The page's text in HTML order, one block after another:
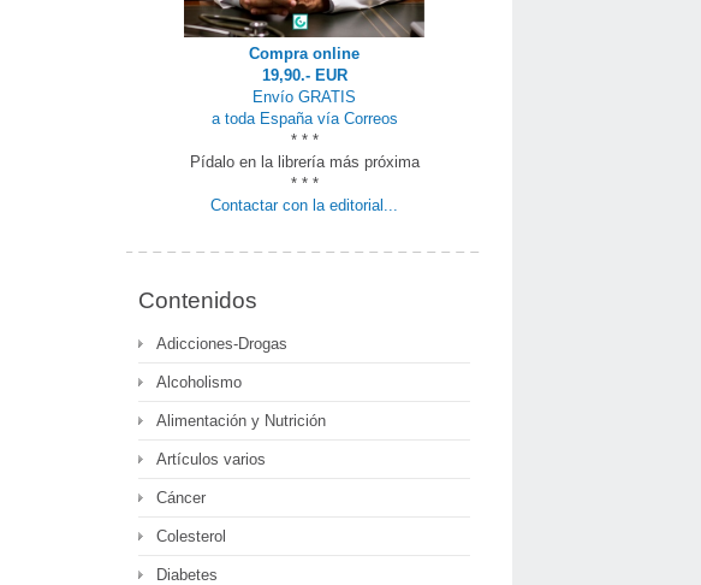
Compra online
19,90.- EUR
Envío GRATIS
a toda España vía Correos
* * *
Pídalo en la librería más próxima
* * *
Contactar con la editorial...
Contenidos
Adicciones-Drogas
Alcoholismo
Alimentación y Nutrición
Artículos varios
Cáncer
Colesterol
Diabetes